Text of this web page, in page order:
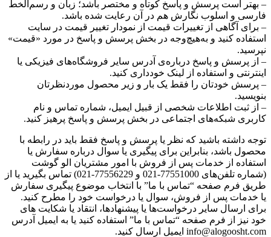
– بهتر است پرسش و پاسخ کوتاه و مختصر باشد؛ زبان و رسم‌الخط
فارسی و اسلوب نگارش هم در آن رعایت شده باشد.
– برای آگاهی از تغییرات قیمت از نمودار تغییر قیمت در سایت
استفاده کنید و به‌هیچ‌وجه در بخش پرسش و پاسخ در مورد «قیمت»
نپرسید.
– از پرسش و پاسخ درباره‌ی آدرس سایر فروشگاه‌های فیزیکی یا
اینترنتی و استفاده از لینک خودداری کنید.
– پرسش خودتان را فقط یک بار و زیر محصول موردنظرتان
بنویسید.
– از ثبت اطلاعات شخصی از قبیل ایمیل، شماره تماس و نام
کاربری شبکه‌های اجتماعی در بخش پرسش و پاسخ پرهیز کنید.
توجه داشته باشید که نظر یا پرسش و پاسخ فقط باید در رابطه با
محصول باشد، بنابراین برای پیگیری یا سوال درباره سفارش یا
استفاده از خدمات پس از فروش با امور مشتریان الو گوشت
(شماره تلفن‌های 77551000-021 و 77556229-021) تماس بگیرید یا از
طریق فرم صفحه “تماس با ما” با انتخاب موضوع پیگیری سفارش
یا خدمات پس از فروش، سوال یا درخواست خود را مطرح کنید.
برای ارسال سایر درخواست‌ها یا پیشنهادها، انتقاد یا شکایت های
خود نیز از فرم صفحه “تماس با ما” استفاده کنید یا به ایمیل آدرس
info@alogoosht.com ایمیل ارسال کنید.